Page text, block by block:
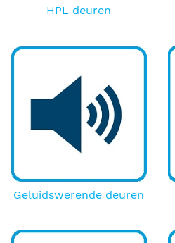
HPL deuren
Geluidswerende deuren